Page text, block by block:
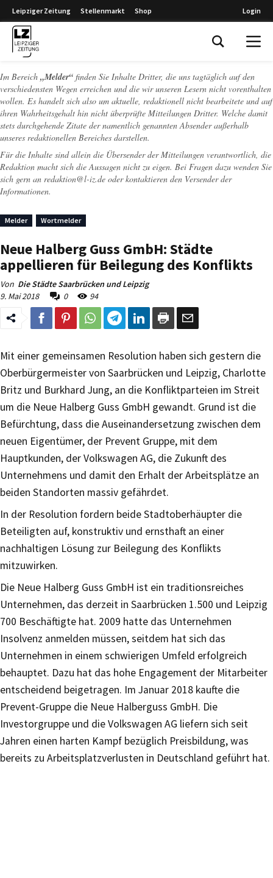
Leipziger Zeitung Stellenmarkt Shop Login
Im Bereich „Melder“ finden Sie Inhalte Dritter, die uns tagtäglich auf den
verschiedensten Wegen erreichen und die wir unseren Lesern nicht vorenthalten
wollen. Es handelt sich also um aktuelle, redaktionell nicht bearbeitete und auf
ihren Wahrheitsgehalt hin nicht überprüfte Mitteilungen Dritter. Welche damit
stets durchgehende Zitate der namentlich genannten Absender außerhalb
unseres redaktionellen Bereiches darstellen.
Für die Inhalte sind allein die Übersender der Mitteilungen verantwortlich, die
Redaktion macht sich die Aussagen nicht zu eigen. Bei Fragen dazu wenden Sie
sich gern an redaktion@l-iz.de oder kontaktieren den Versender der
Informationen.
Melder Wortmelder
Neue Halberg Guss GmbH: Städte
appellieren für Beilegung des Konflikts
Von Die Städte Saarbrücken und Leipzig
9. Mai 2018
0 94
Mit einer gemeinsamen Resolution haben sich gestern die
Oberbürgermeister von Saarbrücken und Leipzig, Charlotte
Britz und Burkhard Jung, an die Konfliktparteien im Streit
um die Neue Halberg Guss GmbH gewandt. Grund ist die
Befürchtung, dass die Auseinandersetzung zwischen dem
neuen Eigentümer, der Prevent Gruppe, mit dem
Hauptkunden, der Volkswagen AG, die Zukunft des
Unternehmens und damit den Erhalt der Arbeitsplätze an
beiden Standorten massiv gefährdet.
In der Resolution fordern beide Stadtoberhäupter die
Beteiligten auf, konstruktiv und ernsthaft an einer
nachhaltigen Lösung zur Beilegung des Konflikts
mitzuwirken.
Die Neue Halberg Guss GmbH ist ein traditionsreiches
Unternehmen, das derzeit in Saarbrücken 1.500 und Leipzig
700 Beschäftigte hat. 2009 hatte das Unternehmen
Insolvenz anmelden müssen, seitdem hat sich das
Unternehmen in einem schwierigen Umfeld erfolgreich
behauptet. Dazu hat das hohe Engagement der Mitarbeiter
entscheidend beigetragen. Im Januar 2018 kaufte die
Prevent-Gruppe die Neue Halberguss GmbH. Die
Investorgruppe und die Volkswagen AG liefern sich seit
Jahren einen harten Kampf bezüglich Preisbildung, was
bereits zu Arbeitsplatzverlusten in Deutschland geführt hat.